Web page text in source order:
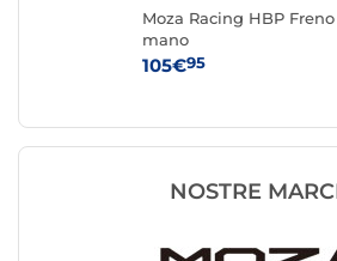
Moza Racing HBP Freno
mano
105€95
NOSTRE